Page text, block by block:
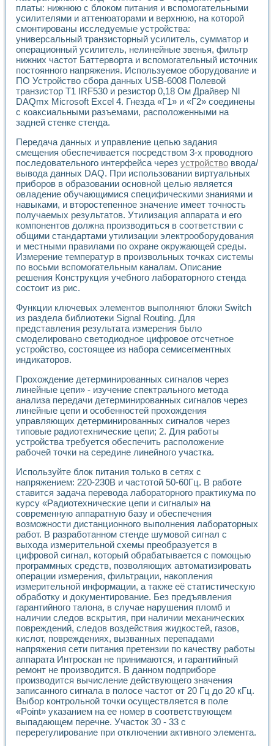
Применение LabVIEW для исследования течения в
Создание виртуальной работы «Изучение магнитных
Обратный маятник
Устройство для изучения основ интерфейсов обмена по
Лабораторный практикум: изучение адиабатического
Стенд для исследования электрических переходных
Система статистической обработки результатов
Автоматизация лазерно-плазменных измерений с
Модельно-измерительный комплекс. Назначение. Состав.
Использование технологий NATIONAL INSTRUMENTS
Учебный практикум "Спектральный и корреляционный
Оборудование и программное обеспечение учебных
Виртуальный лабораторный практикум для изучения
Управление роботом ТУР-10 средствами LabVIEW
Аппаратно-программный комплекс для исследования
Автоматизированный дистанционный лабораторный
Исследование возможности реставрации одномерных
Использование технологий NATIONAL INSTRUMENTS в
Разработка модификаций алгоритма полигармонической
Учебный стенд для исследования принципа действия
Виртуальная система поддержки принимаемых решений в
Преемственность дисциплин «Моделирование систем» и
Универсальный стенд для исследования электрических
Лабораторные практикумы по информационно-
Лабораторный практикум по основам теории Коммутации
Разработка виртуальной лабораторной работы
Виртуальные практикумы по электротехнике в среде
Из опыта внедрения в рамках национального проекта
Исследование эффективности решателей
Проблемы повышения качества образования и
Развитие LabVIEW лабораторного практикума по
Разработка виртуальной лаборатории по электротехнике
Усовершенствованные алгоритмы частотного анализа
Об опыте работы учебного центра «Технологии
Технологии NI в магистерской программе «Прикладная
Система диагностики двигателей постоянного тока
Лабораторный практикум по курсу ИИС на базе
Партнеры
Академические и отраслевые институты
Учебные заведения
Бизнес
Контакты
платы: нижнюю с блоком питания и вспомогательными
усилителями и аттенюаторами и верхнюю, на которой
смонтированы исследуемые устройства:
универсальный транзисторный усилитель, сумматор и
операционный усилитель, нелинейные звенья, фильтр
нижних частот Баттерворта и вспомогательный источник
постоянного напряжения. Используемое оборудование и
ПО Устройство сбора данных USB-6008 Полевой
транзистор Т1 IRF530 и резистор 0,18 Ом Драйвер Nl
DAQmx Microsoft Excel 4. Гнезда «Г1» и «Г2» соединены
с коаксиальными разъемами, расположенными на
задней стенке стенда.
Передача данных и управление цепью задания
смещения обеспечивается посредством 3-х проводного
последовательного интерфейса через устройство ввода/
вывода данных DAQ. При использовании виртуальных
приборов в образовании основной целью является
овладение обучающимися специфическими знаниями и
навыками, и второстепенное значение имеет точность
получаемых результатов. Утилизация аппарата и его
компонентов должна производиться в соответствии с
общими стандартами утилизации электрооборудования
и местными правилами по охране окружающей среды.
Измерение температур в произвольных точках системы
по восьми вспомогательным каналам. Описание
решения Конструкция учебного лабораторного стенда
состоит из рис.
Функции ключевых элементов выполняют блоки Switch
из раздела библиотеки Signal Routing. Для
представления результата измерения было
смоделировано светодиодное цифровое отсчетное
устройство, состоящее из набора семисегментных
индикаторов.
Прохождение детерминированных сигналов через
линейные цепи» - изучение спектрального метода
анализа передачи детерминированных сигналов через
линейные цепи и особенностей прохождения
управляющих детерминированных сигналов через
типовые радиотехнические цепи; 2. Для работы
устройства требуется обеспечить расположение
рабочей точки на середине линейного участка.
Используйте блок питания только в сетях с
напряжением: 220-230В и частотой 50-60Гц. В работе
ставится задача перевода лабораторного практикума по
курсу «Радиотехнические цепи и сигналы» на
современную аппаратную базу и обеспечения
возможности дистанционного выполнения лабораторных
работ. В разработанном стенде шумовой сигнал с
выхода измерительной схемы преобразуется в
цифровой сигнал, который обрабатывается с помощью
программных средств, позволяющих автоматизировать
операции измерения, фильтрации, накопления
измерительной информации, а также её статистическую
обработку и документирование. Без предъявления
гарантийного талона, в случае нарушения пломб и
наличии следов вскрытия, при наличии механических
повреждений, следов воздействия жидкостей, газов,
кислот, повреждениях, вызванных перепадами
напряжения сети питания претензии по качеству работы
аппарата Интроскан не принимаются, и гарантийный
ремонт не производится. В данном подприборе
производится вычисление действующего значения
записанного сигнала в полосе частот от 20 Гц до 20 кГц.
Выбор контрольной точки осуществляется в поле
«Point» указанием на ее номер в соответствующем
выпадающем перечне. Участок 30 - 33 с
перерегулирование при отключении активного элемента.